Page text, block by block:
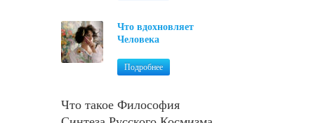
Что вдохновляет
Человека
Подробнее
Что такое Философия